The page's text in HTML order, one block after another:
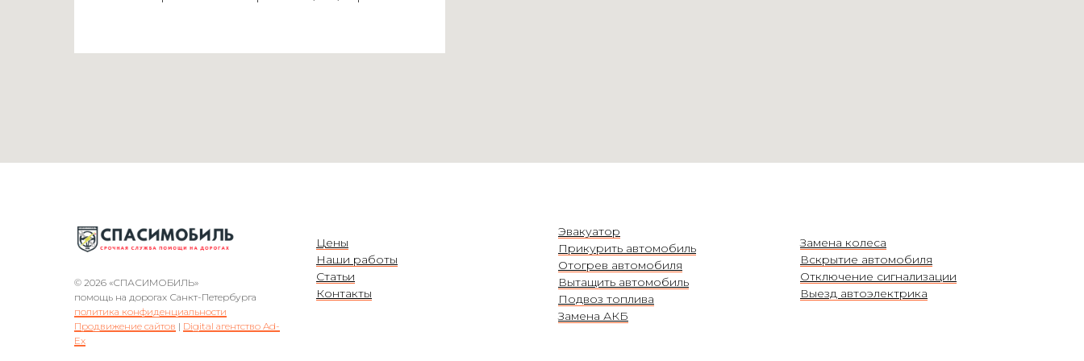
© 2026 «СПАСИМОБИЛЬ»
помощь на дорогах Санкт-Петербурга
политика конфиденциальности
Продвижение сайтов | Digital агентство Ad-
Ex
Цены
Наши работы
Статьи
Контакты
Эвакуатор
Прикурить автомобиль
Отогрев автомобиля
Вытащить автомобиль
Подвоз топлива
Замена АКБ
Замена колеса
Вскрытие автомобиля
Отключение сигнализации
Выезд автоэлектрика